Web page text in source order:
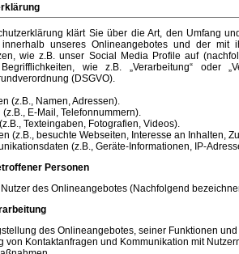
klärt Sie über die Art, den Umfang
innerhalb unseres Onlineangebotes und der
wie z.B. unser Social Media Profile auf
Begrifflichkeiten, wie z.B. „Verarbeitung“
(DSGVO).
(z.B., Namen, Adressen).
E-Mail, Telefonnummern).
Texteingaben, Fotografien, Videos).
(z.B., besuchte Webseiten, Interesse an Inhalten,
(z.B., Geräte-Informationen, IP-
Personen
des Onlineangebotes (Nachfolgend
des Onlineangebotes, seiner Funktionen und
von Kontaktanfragen und Kommunikation mit